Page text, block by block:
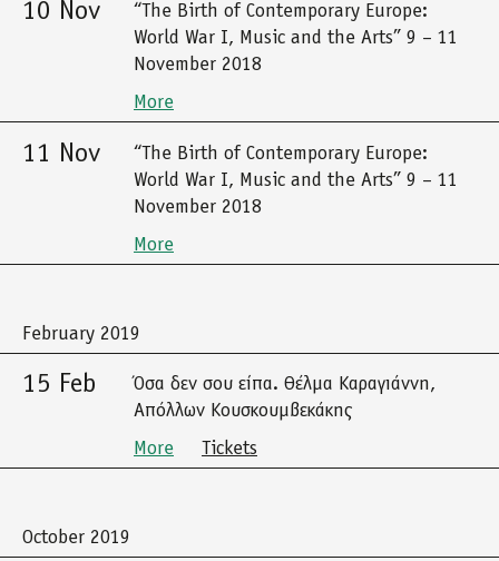
10 Nov
“The Birth of Contemporary Europe:
World War I, Music and the Arts” 9 – 11
November 2018
More
11 Nov
“The Birth of Contemporary Europe:
World War I, Music and the Arts” 9 – 11
November 2018
More
February 2019
15 Feb
Όσα δεν σου είπα. Θέλμα Καραγιάννη,
Απόλλων Κουσκουμβεκάκης
More
Tickets
October 2019